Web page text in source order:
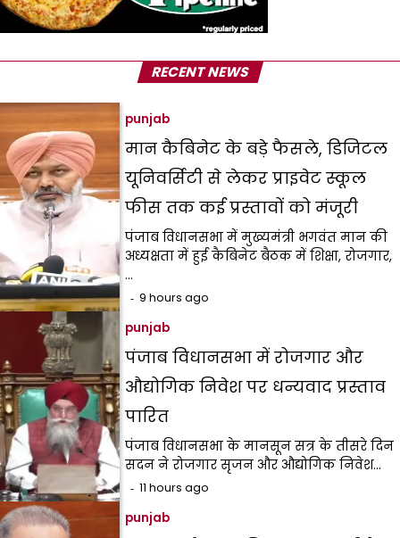
RECENT NEWS
punjab
मान कैबिनेट के बड़े फैसले, डिजिटल
यूनिवर्सिटी से लेकर प्राइवेट स्कूल
फीस तक कई प्रस्तावों को मंजूरी
पंजाब विधानसभा में मुख्यमंत्री भगवंत मान की
अध्यक्षता में हुई कैबिनेट बैठक में शिक्षा, रोजगार,
…
9 hours ago
punjab
पंजाब विधानसभा में रोजगार और
औद्योगिक निवेश पर धन्यवाद प्रस्ताव
पारित
पंजाब विधानसभा के मानसून सत्र के तीसरे दिन
सदन ने रोजगार सृजन और औद्योगिक निवेश…
11 hours ago
punjab